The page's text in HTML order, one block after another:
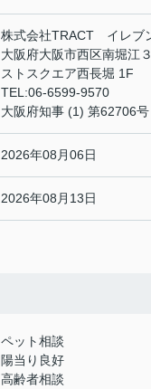
株式会社TRACT イレブ
大阪府大阪市西区南堀江
ストスクエア西長堀 1F
TEL:06-6599-9570
大阪府知事 (1) 第62706号
2026年08月06日
2026年08月13日
ペット相談
陽当り良好
高齢者相談